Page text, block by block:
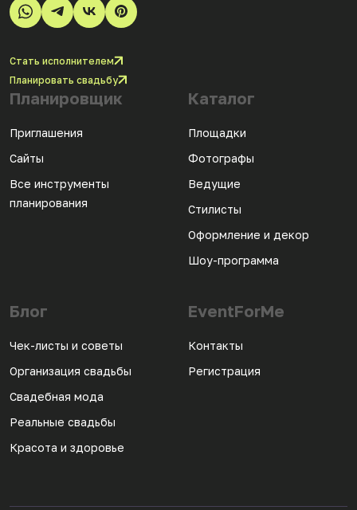
Стать исполнителем
Планировать свадьбу
Планировщик
Приглашения
Сайты
Все инструменты
планирования
Каталог
Площадки
Фотографы
Ведущие
Стилисты
Оформление и декор
Шоу-программа
Блог
Чек-листы и советы
Организация свадьбы
Свадебная мода
Реальные свадьбы
Красота и здоровье
EventForMe
Контакты
Регистрация